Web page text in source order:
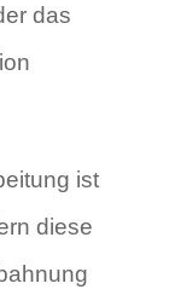
das
ist
diese